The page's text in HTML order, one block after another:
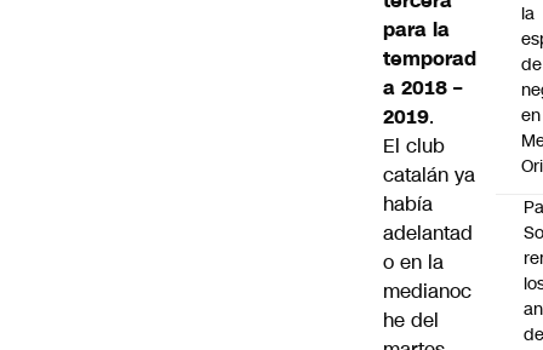
para la
temporad
a 2018 –
2019.
El club
catalán ya
había
adelantad
o en la
medianoc
he del
la
de
en